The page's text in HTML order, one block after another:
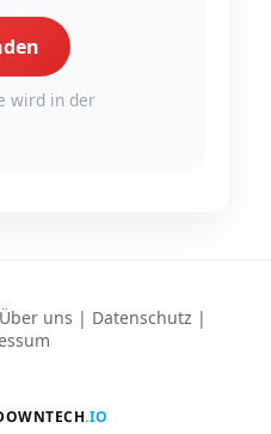
wird in der
Über uns | Datenschutz |
.IO